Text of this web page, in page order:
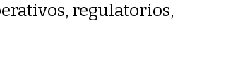
regulatorios,